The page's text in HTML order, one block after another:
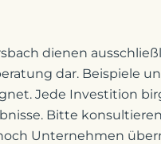
dienen
dar. Beispiele
Jede Investition
Bitte
Unternehmen